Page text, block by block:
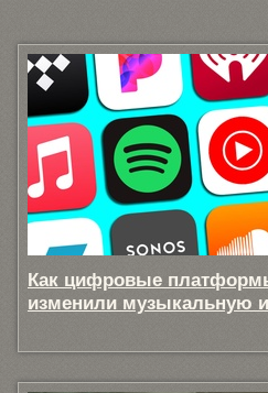
Как цифровые
изменили музыкальную